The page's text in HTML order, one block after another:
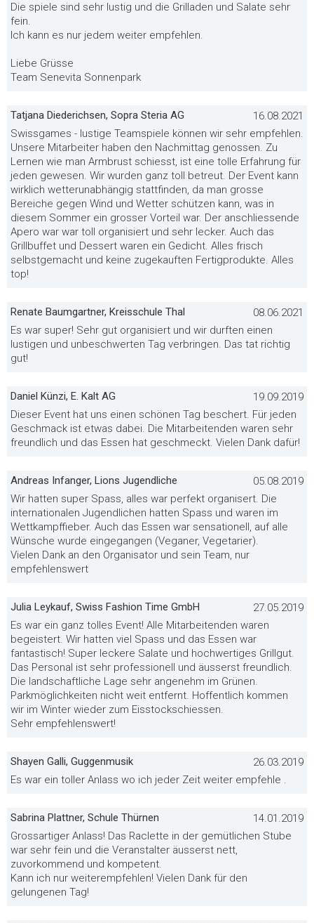
Die spiele sind sehr lustig und die Grilladen und Salate sehr
fein.
Ich kann es nur jedem weiter empfehlen.
Liebe Grüsse
Team Senevita Sonnenpark
Tatjana Diederichsen, Sopra Steria AG
16.08.2021
Swissgames - lustige Teamspiele können wir sehr empfehlen.
Unsere Mitarbeiter haben den Nachmittag genossen. Zu
Lernen wie man Armbrust schiesst, ist eine tolle Erfahrung für
jeden gewesen. Wir wurden ganz toll betreut. Der Event kann
wirklich wetterunabhängig stattfinden, da man grosse
Bereiche gegen Wind und Wetter schützen kann, was in
diesem Sommer ein grosser Vorteil war. Der anschliessende
Apero war war toll organisiert und sehr lecker. Auch das
Grillbuffet und Dessert waren ein Gedicht. Alles frisch
selbstgemacht und keine zugekauften Fertigprodukte. Alles
top!
Renate Baumgartner, Kreisschule Thal
08.06.2021
Es war super! Sehr gut organisiert und wir durften einen
lustigen und unbeschwerten Tag verbringen. Das tat richtig
gut!
Daniel Künzi, E. Kalt AG
19.09.2019
Dieser Event hat uns einen schönen Tag beschert. Für jeden
Geschmack ist etwas dabei. Die Mitarbeitenden waren sehr
freundlich und das Essen hat geschmeckt. Vielen Dank dafür!
Andreas Infanger, Lions Jugendliche
05.08.2019
Wir hatten super Spass, alles war perfekt organisert. Die
internationalen Jugendlichen hatten Spass und waren im
Wettkampffieber. Auch das Essen war sensationell, auf alle
Wünsche wurde eingegangen (Veganer, Vegetarier).
Vielen Dank an den Organisator und sein Team, nur
empfehlenswert
Julia Leykauf, Swiss Fashion Time GmbH
27.05.2019
Es war ein ganz tolles Event! Alle Mitarbeitenden waren
begeistert. Wir hatten viel Spass und das Essen war
fantastisch! Super leckere Salate und hochwertiges Grillgut.
Das Personal ist sehr professionell und äusserst freundlich.
Die landschaftliche Lage sehr angenehm im Grünen.
Parkmöglichkeiten nicht weit entfernt. Hoffentlich kommen
wir im Winter wieder zum Eisstockschiessen.
Sehr empfehlenswert!
Shayen Galli, Guggenmusik
26.03.2019
Es war ein toller Anlass wo ich jeder Zeit weiter empfehle .
Sabrina Plattner, Schule Thürnen
14.01.2019
Grossartiger Anlass! Das Raclette in der gemütlichen Stube
war sehr fein und die Veranstalter äusserst nett,
zuvorkommend und kompetent.
Kann ich nur weiterempfehlen! Vielen Dank für den
gelungenen Tag!